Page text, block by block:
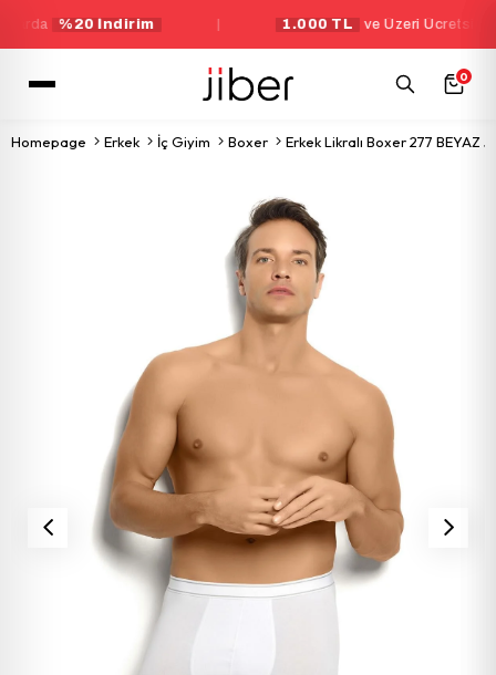
%20 İndirim 1.000 TL ve Üzeri Ücretsiz Kargo
0
Homepage Erkek İç Giyim Boxer Erkek Likralı Boxer 277 BEYAZ